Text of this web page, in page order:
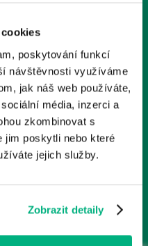
poskytování funkcí
návštěvnosti využíváme
jak náš web používáte,
média, inzerci a
zkombinovat s
jim poskytli nebo které
jejich služby.
Zobrazit detaily
kolegů
rozhovory
určeny laické
č. 40/1995 Sb., o regulaci
oprávněná předepisovat
zdravotnické
není odborníkem, vstoupí
se riziku nesprávného
potvrzujete, že: